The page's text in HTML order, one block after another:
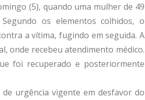
(5), quando uma mulher de 49
os elementos colhidos, o
a vítima, fugindo em seguida. A
onde recebeu atendimento médico.
foi recuperado e posteriormente
urgência vigente em desfavor do